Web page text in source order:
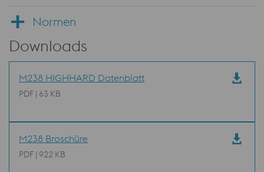
Normen
Downloads
M238 HIGHHARD Datenblatt
PDF | 63 KB
M238 Broschüre
PDF | 922 KB